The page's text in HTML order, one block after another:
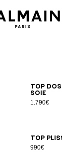
Top
soie
1.790€
Top
990€